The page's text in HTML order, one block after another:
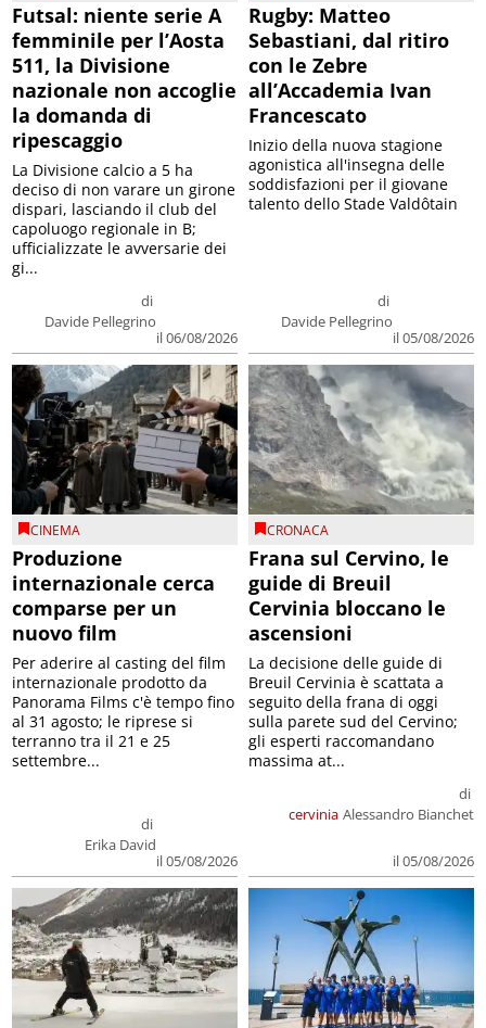
Futsal: niente serie A
femminile per l’Aosta
511, la Divisione
nazionale non accoglie
la domanda di
ripescaggio
di
Davide Pellegrino
il 06/08/2026
La Divisione calcio a 5 ha
deciso di non varare un girone
dispari, lasciando il club del
capoluogo regionale in B;
ufficializzate le avversarie dei
gi...
Rugby: Matteo
Sebastiani, dal ritiro
con le Zebre
all’Accademia Ivan
Francescato
di
Davide Pellegrino
il 05/08/2026
Inizio della nuova stagione
agonistica all'insegna delle
soddisfazioni per il giovane
talento dello Stade Valdôtain
CINEMA
Produzione
internazionale cerca
comparse per un
nuovo film
di
Erika David
il 05/08/2026
Per aderire al casting del film
internazionale prodotto da
Panorama Films c'è tempo fino
al 31 agosto; le riprese si
terranno tra il 21 e 25
settembre...
CRONACA
Frana sul Cervino, le
guide di Breuil
Cervinia bloccano le
ascensioni
cervinia
di
Alessandro Bianchet
il 05/08/2026
La decisione delle guide di
Breuil Cervinia è scattata a
seguito della frana di oggi
sulla parete sud del Cervino;
gli esperti raccomandano
massima at...